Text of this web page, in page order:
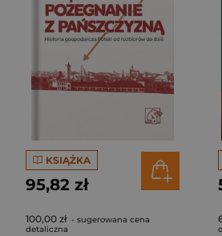
KSIĄŻKA
95,82 zł
100,00 zł - sugerowana cena
detaliczna